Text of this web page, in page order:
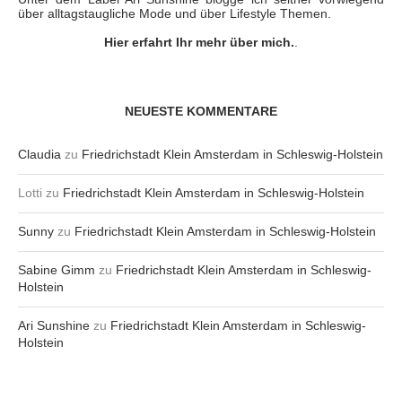
über alltagstaugliche Mode und über Lifestyle Themen.
Hier erfahrt Ihr mehr über mich..
NEUESTE KOMMENTARE
Claudia zu Friedrichstadt Klein Amsterdam in Schleswig-Holstein
Lotti zu Friedrichstadt Klein Amsterdam in Schleswig-Holstein
Sunny zu Friedrichstadt Klein Amsterdam in Schleswig-Holstein
Sabine Gimm zu Friedrichstadt Klein Amsterdam in Schleswig-
Holstein
Ari Sunshine zu Friedrichstadt Klein Amsterdam in Schleswig-
Holstein